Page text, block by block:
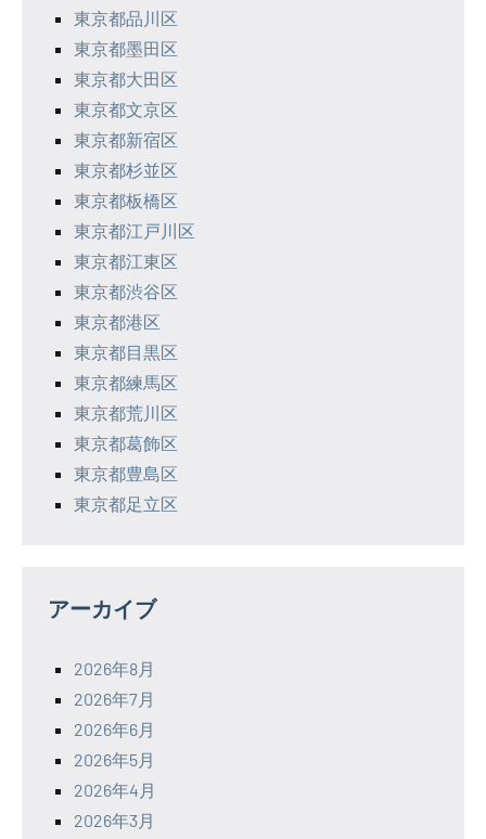
東京都品川区
東京都墨田区
東京都大田区
東京都文京区
東京都新宿区
東京都杉並区
東京都板橋区
東京都江戸川区
東京都江東区
東京都渋谷区
東京都港区
東京都目黒区
東京都練馬区
東京都荒川区
東京都葛飾区
東京都豊島区
東京都足立区
アーカイブ
2026年8月
2026年7月
2026年6月
2026年5月
2026年4月
2026年3月